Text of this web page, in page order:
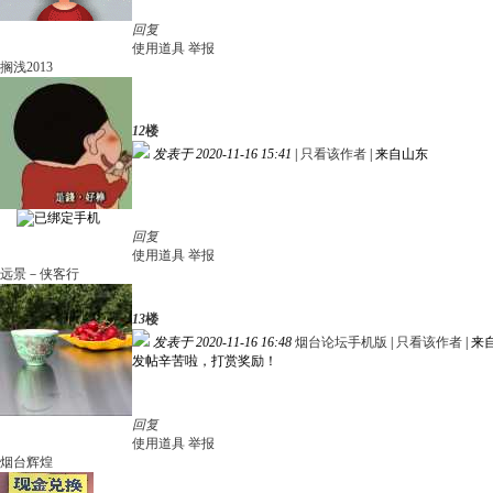
回复
使用道具 举报
搁浅2013
12楼
发表于 2020-11-16 15:41
只看该作者 来自山东
回复
使用道具 举报
远景－侠客行
13楼
发表于 2020-11-16 16:48 烟台论坛手机版 只看该作者 来
发帖辛苦啦，打赏奖励！
回复
使用道具 举报
烟台辉煌